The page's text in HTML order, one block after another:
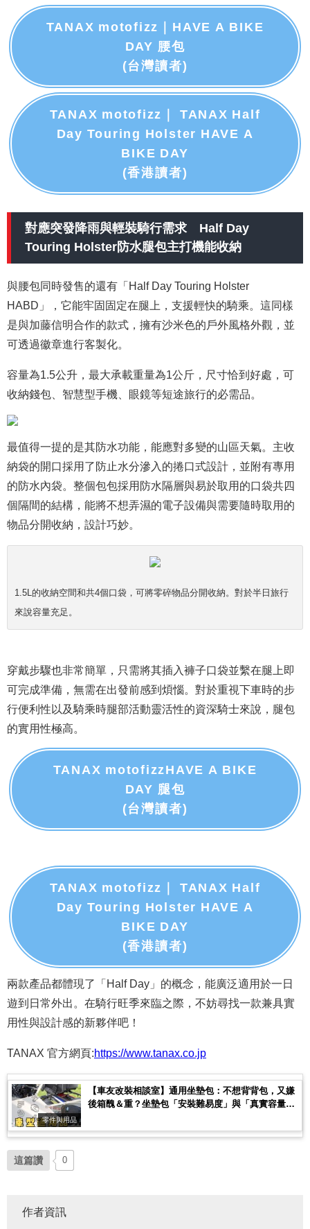
TANAX motofizz｜HAVE A BIKE
DAY 腰包
(台灣讀者)
TANAX motofizz｜ TANAX Half
Day Touring Holster HAVE A
BIKE DAY
(香港讀者)
對應突發降雨與輕裝騎行需求 Half Day
Touring Holster防水腿包主打機能收納
與腰包同時發售的還有「Half Day Touring Holster
HABD」，它能牢固固定在腿上，支援輕快的騎乘。這同樣
是與加藤信明合作的款式，擁有沙米色的戶外風格外觀，並
可透過徽章進行客製化。
容量為1.5公升，最大承載重量為1公斤，尺寸恰到好處，可
收納錢包、智慧型手機、眼鏡等短途旅行的必需品。
最值得一提的是其防水功能，能應對多變的山區天氣。主收
納袋的開口採用了防止水分滲入的捲口式設計，並附有專用
的防水內袋。整個包包採用防水隔層與易於取用的口袋共四
個隔間的結構，能將不想弄濕的電子設備與需要隨時取用的
物品分開收納，設計巧妙。
1.5L的收納空間和共4個口袋，可將零碎物品分開收納。對於半日旅行
來說容量充足。
穿戴步驟也非常簡單，只需將其插入褲子口袋並繫在腿上即
可完成準備，無需在出發前感到煩惱。對於重視下車時的步
行便利性以及騎乘時腿部活動靈活性的資深騎士來說，腿包
的實用性極高。
TANAX motofizzHAVE A BIKE
DAY 腿包
(台灣讀者)
TANAX motofizz｜ TANAX Half
Day Touring Holster HAVE A
BIKE DAY
(香港讀者)
兩款產品都體現了「Half Day」的概念，能廣泛適用於一日
遊到日常外出。在騎行旺季來臨之際，不妨尋找一款兼具實
用性與設計感的新夥伴吧！
TANAX 官方網頁:https://www.tanax.co.jp
零件與用品
【車友改裝相談室】通用坐墊包：不想背背包，又嫌
後箱醜＆重？坐墊包「安裝難易度」與「真實容量」
這篇讚 0
作者資訊